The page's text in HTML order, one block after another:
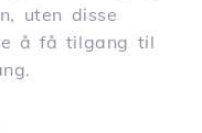
uten disse
å få tilgang til